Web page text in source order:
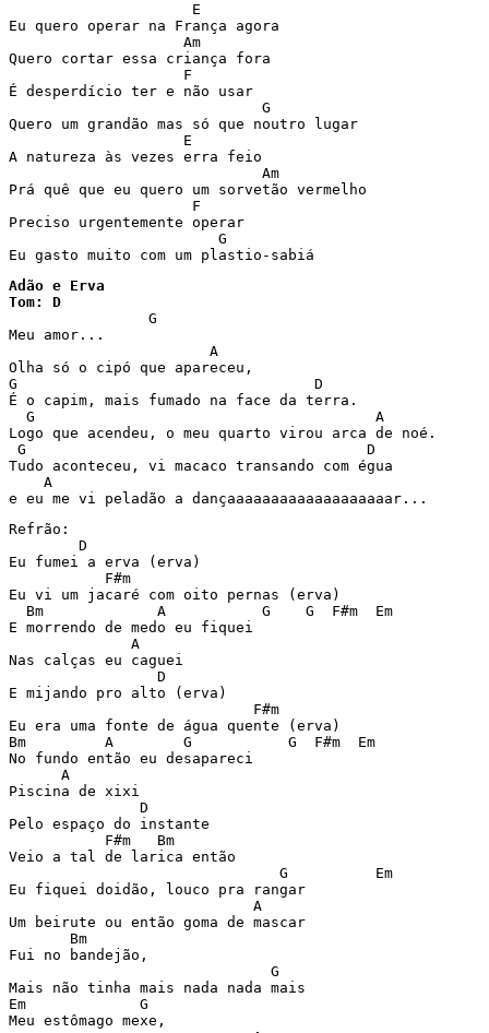
                     E
Eu quero operar na França agora
                    Am
Quero cortar essa criança fora
                    F
É desperdício ter e não usar
                             G
Quero um grandão mas só que noutro lugar
                    E
A natureza às vezes erra feio
                             Am
Prá quê que eu quero um sorvetão vermelho
                     F
Preciso urgentemente operar
                        G
Eu gasto muito com um plastio-sabiá
Adão e Erva
Tom: D
Meu amor...
                       A
Olha só o cipó que apareceu,
G                                  D
É o capim, mais fumado na face da terra.
  G                                       A
Logo que acendeu, o meu quarto virou arca de noé.
G                                       D
Tudo aconteceu, vi macaco transando com égua
    A
e eu me vi peladão a dançaaaaaaaaaaaaaaaaaaar...
Refrão:
        D
Eu fumei a erva (erva)
           F#m
Eu vi um jacaré com oito pernas (erva)
  Bm             A           G    G  F#m  Em
E morrendo de medo eu fiquei
              A
Nas calças eu caguei
                 D
E mijando pro alto (erva)
                            F#m
Eu era uma fonte de água quente (erva)
Bm         A        G           G  F#m  Em
No fundo então eu desapareci
      A
Piscina de xixi
               D
Pelo espaço do instante
           F#m   Bm
Veio a tal de larica então
                               G          Em
Eu fiquei doidão, louco pra rangar
                            A
Um beirute ou então goma de mascar
       Bm
Fui no bandejão,
                              G
Mais não tinha mais nada nada mais
Em             G
Meu estômago mexe,